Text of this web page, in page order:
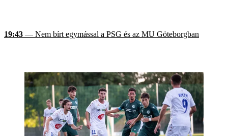
19:43 — Nem bírt egymással a PSG és az MU Göteborgban